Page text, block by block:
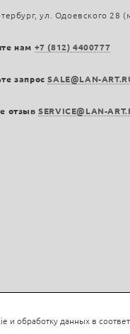
ул. Одоевского 28
нам +7 (812) 4400777
запросSALE@LAN-
отзывSERVICE@LAN-
и обработку данных в